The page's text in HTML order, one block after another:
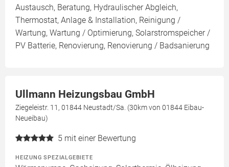
Austausch, Beratung, Hydraulischer Abgleich,
Thermostat, Anlage & Installation, Reinigung /
Wartung, Wartung / Optimierung, Solarstromspeicher /
PV Batterie, Renovierung, Renovierung / Badsanierung
Ullmann Heizungsbau GmbH
Ziegeleistr. 11, 01844 Neustadt/Sa. (30km von 01844 Eibau-
Neueibau)
5 mit einer Bewertung
HEIZUNG SPEZIALGEBIETE